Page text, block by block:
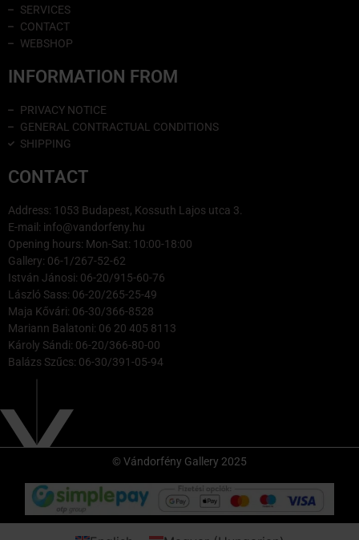
SERVICES
CONTACT
WEBSHOP
INFORMATION FROM
PRIVACY NOTICE
GENERAL CONTRACTUAL CONDITIONS
SHIPPING
CONTACT
Address: 1053 Budapest, Kossuth Lajos utca 3.
E-mail: info@vandorfeny.hu
Opening hours: Mon-Sat: 10:00-18:00
Gallery: 06-1/267-52-62
István Jánosi: 06-20/915-60-76
László Sass: 06-20/265-25-49
Maja Kővári: 06-30/366-8528
Mariann Balatoni: 06 20 405 8113
Károly Sándi: 06-20/366-80-00
Balázs Szűcs: 06-30/391-05-94
© Vándorfény Gallery 2025